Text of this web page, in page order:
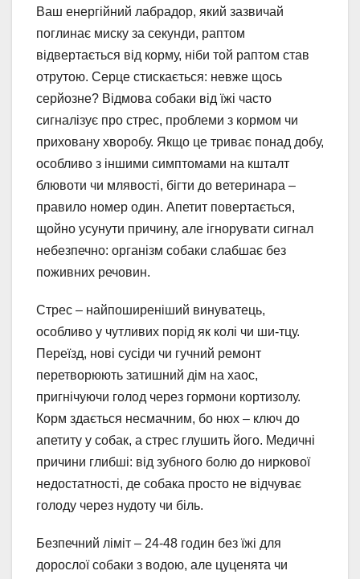
Ваш енергійний лабрадор, який зазвичай
поглинає миску за секунди, раптом
відвертається від корму, ніби той раптом став
отрутою. Серце стискається: невже щось
серйозне? Відмова собаки від їжі часто
сигналізує про стрес, проблеми з кормом чи
приховану хворобу. Якщо це триває понад добу,
особливо з іншими симптомами на кшталт
блювоти чи млявості, бігти до ветеринара –
правило номер один. Апетит повертається,
щойно усунути причину, але ігнорувати сигнал
небезпечно: організм собаки слабшає без
поживних речовин.
Стрес – найпоширеніший винуватець,
особливо у чутливих порід як колі чи ши-тцу.
Переїзд, нові сусіди чи гучний ремонт
перетворюють затишний дім на хаос,
пригнічуючи голод через гормони кортизолу.
Корм здається несмачним, бо нюх – ключ до
апетиту у собак, а стрес глушить його. Медичні
причини глибші: від зубного болю до ниркової
недостатності, де собака просто не відчуває
голоду через нудоту чи біль.
Безпечний ліміт – 24-48 годин без їжі для
дорослої собаки з водою, але цуценята чи